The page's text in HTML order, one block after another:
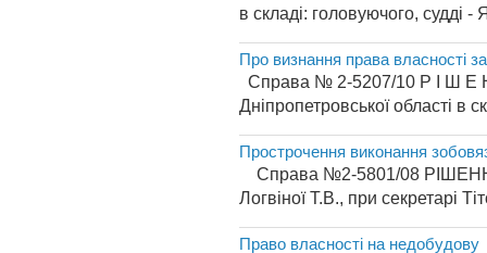
в складі: головуючого, судді
Про визнання права власності
Справа № 2-5207/10 Р І Ш Е
Дніпропетровської області в
Прострочення виконання
Справа №2-5801/08 РІШЕННЯ
Логвіної Т.В., при секретарі
Право власності на недобудову